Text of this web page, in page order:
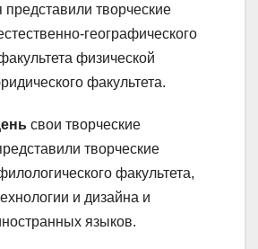
представили творческие
географического
физической
факультета.
свои творческие
творческие
факультета,
и дизайна и
языков.